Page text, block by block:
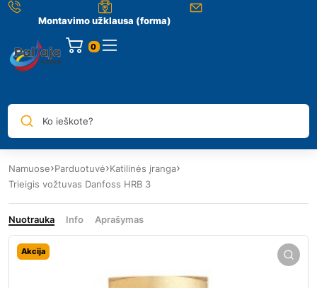
Montavimo užklausa (forma)
0
Ko ieškote?
Namuose Parduotuvė Katilinės įranga
Trieigis vožtuvas Danfoss HRB 3
Nuotrauka Info Aprašymas
Akcija